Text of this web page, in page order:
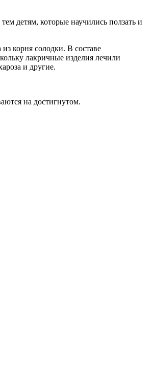
детям, которые научились ползать и
корня солодки. В составе
лакричные изделия лечили
и другие.
на достигнутом.